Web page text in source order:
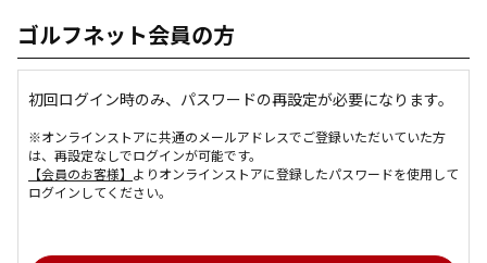
ゴルフネット会員の方
初回ログイン時のみ、パスワードの再設定が必要になります。
※オンラインストアに共通のメールアドレスでご登録いただいていた方
は、再設定なしでログインが可能です。
【会員のお客様】 よりオンラインストアに登録したパスワードを使用して
ログインしてください。